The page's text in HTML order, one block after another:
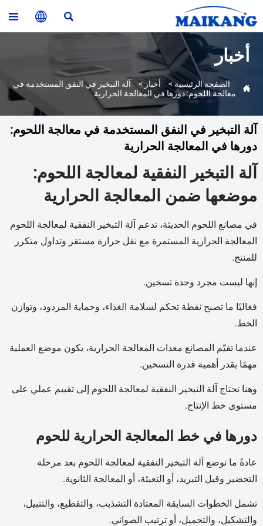



أخبار
 الصفحة الرئيسية> أخبار>
آلة التبخير في النفق المستخدمة في
معالجة اللحوم: دورها في المعالجة الحرارية
آلة التبخير في النفق المستخدمة في معالجة اللحوم:
دورها في المعالجة الحرارية
آلة التبخير النفقية لمعالجة اللحوم:
موضعها ضمن المعالجة الحرارية
في مصانع اللحوم الحديثة، تدعم آلة التبخير النفقية لمعالجة اللحوم
المعالجة الحرارية المستمرة مع نقل حرارة مستقر وتداول متكرر
للمنتج.
إنها ليست مجرد وحدة تسخين.
فغالبًا ما تصبح نقطة تحكم لسلامة الغذاء، وحماية المردود، وتوازن
الخط.
عندما تقيّم المصانع معدات المعالجة الحرارية، يكون موضع العملية
مهمًا بقدر أهمية قدرة التسخين.
وهنا تحتاج آلة التبخير النفقية لمعالجة اللحوم إلى تقييم عملي على
مستوى خط الإنتاج.
دورها في خط المعالجة الحرارية للحوم
عادةً ما توضع آلة التبخير النفقية لمعالجة اللحوم بعد مرحلة
التحضير وقبل التبريد، أو التعبئة، أو المعالجة الثانوية.
تشمل الخطوات السابقة المعتادة التشذيب، والتقطيع، والتتبيل،
والتشكيل، والتحميل، أو ترتيب الصواني.